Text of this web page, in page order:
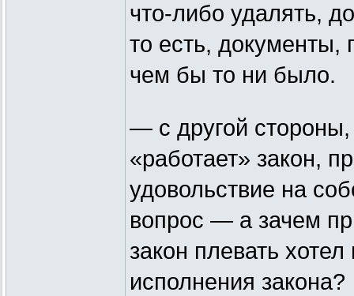
что-либо удалять,
то есть,
чем бы то ни было.
— с другой стороны,
«работает» закон,
удовольствие на
вопрос — а зачем
закон плевать
исполнения закона?